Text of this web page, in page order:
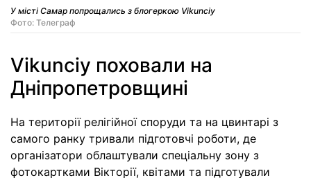
У місті Самар попрощались з блогеркою Vikunciy
Фото: Телеграф
Vikunciy поховали на
Дніпропетровщині
На території релігійної споруди та на цвинтарі з
самого ранку тривали підготовчі роботи, де
організатори облаштували спеціальну зону з
фотокартками Вікторії, квітами та підготували